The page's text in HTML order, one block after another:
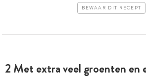
BEWAAR DIT RECEPT
2 Met extra veel groenten en